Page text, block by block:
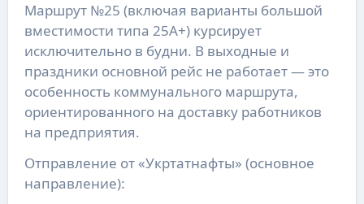
Маршрут №25 (включая варианты большой
вместимости типа 25А+) курсирует
исключительно в будни. В выходные и
праздники основной рейс не работает — это
особенность коммунального маршрута,
ориентированного на доставку работников
на предприятия.
Отправление от «Укртатнафты» (основное
направление):